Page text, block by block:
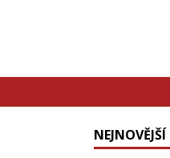
NEJNOVĚJŠÍ